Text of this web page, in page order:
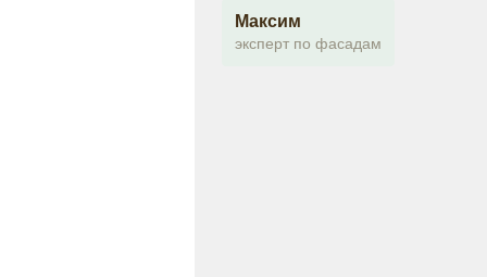
Максим
эксперт по фасадам